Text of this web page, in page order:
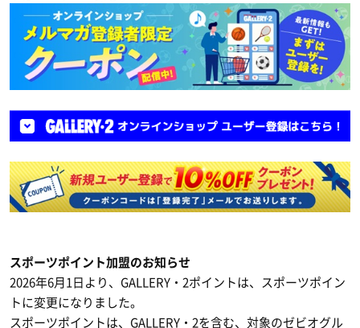
スポーツポイント加盟のお知らせ
2026年6月1日より、GALLERY・2ポイントは、スポーツポイン
トに変更になりました。
スポーツポイントは、GALLERY・2を含む、対象のゼビオグル